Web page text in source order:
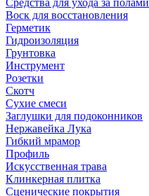
Средства для ухода за полами
Воск для восстановления
Герметик
Гидроизоляция
Грунтовка
Инструмент
Розетки
Скотч
Сухие смеси
Заглушки для подоконников
Нержавейка Лука
Гибкий мрамор
Профиль
Искусственная трава
Клинкерная плитка
Сценические покрытия